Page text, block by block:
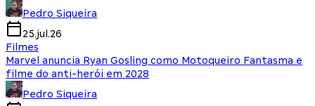
Pedro Siqueira
25.jul.26
Filmes
Marvel anuncia Ryan Gosling como Motoqueiro Fantasma e
filme do anti-herói em 2028
Pedro Siqueira